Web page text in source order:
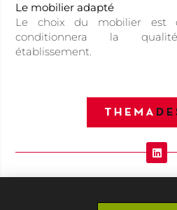
Le mobilier adapté
Le choix du mobilier est
conditionnera la
établissement.
CONTEMPORAIN